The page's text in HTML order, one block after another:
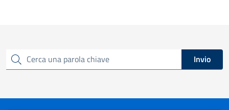
Cerca una parola chiave Invio